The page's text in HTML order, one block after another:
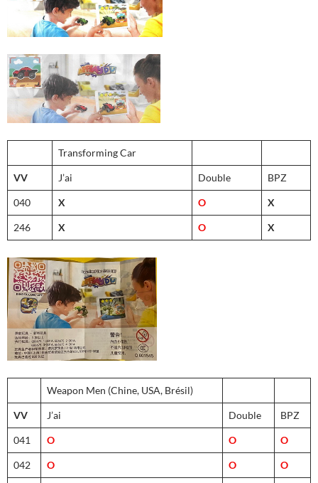
Transforming Car
VV J’ai Double BPZ
040 X O X
246 X O X
Weapon Men (Chine, USA, Brésil)
VV J’ai Double BPZ
041 O O O
042 O O O